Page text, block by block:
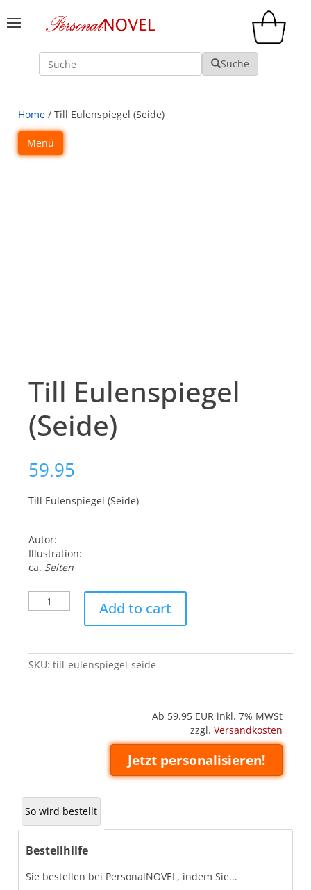
Suche Suche
Home / Till Eulenspiegel (Seide)
Menü
Till Eulenspiegel
(Seide)
59.95
Till Eulenspiegel (Seide)
Autor:
Illustration:
ca. Seiten
Eulenspiegel
Add to cart
SKU:till-eulenspiegel-seide
Ab 59.95 EUR inkl. 7% MWSt
zzgl. Versandkosten
Jetzt personalisieren!
So wird bestellt
Bestellhilfe
Sie bestellen bei PersonalNOVEL, indem Sie...